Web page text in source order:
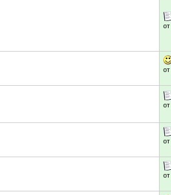
от
от
от
от
от